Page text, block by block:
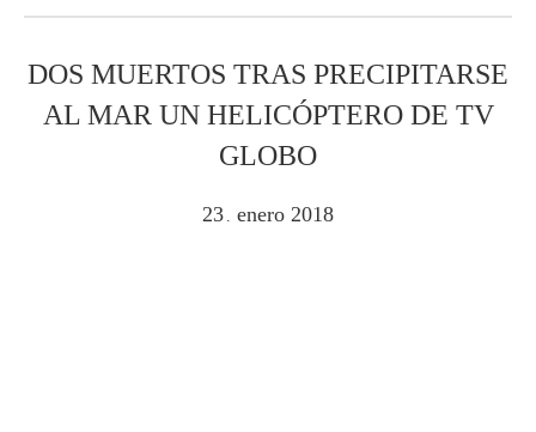
DOS MUERTOS TRAS PRECIPITARSE
AL MAR UN HELICÓPTERO DE TV
GLOBO
23 enero 2018